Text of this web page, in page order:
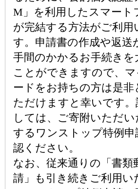
M」を利用したスマート
が完結する方法がご利用
す。申請書の作成や返送
手間のかかるお手続きを
ことができますので、
ードをお持ちの方は是非
ただけますと幸いです。
しては、ご寄附いただい
するワンストップ特例申
認ください。
なお、従来通りの「書類
請」も引き続きご利用い